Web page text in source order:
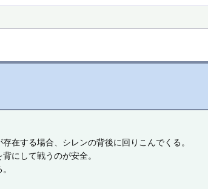
存在する場合、シレンの背後に回りこんでくる。
にして戦うのが安全。